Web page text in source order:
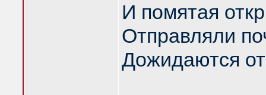
И помятая
Отправляли
Дожидаются